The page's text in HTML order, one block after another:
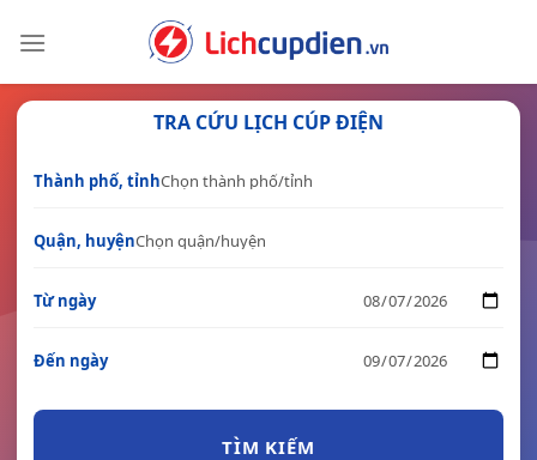
TRA CỨU LỊCH CÚP ĐIỆN
Thành phố, tỉnh
Quận, huyện
Từ ngày
Đến ngày
TÌM KIẾM